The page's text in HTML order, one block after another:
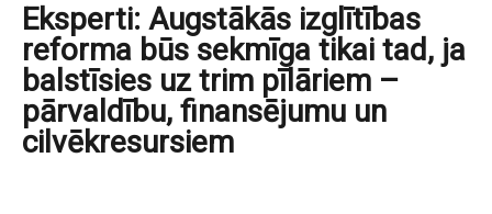
Eksperti: Augstākās izglītības
reforma būs sekmīga tikai tad, ja
balstīsies uz trim pīlāriem –
pārvaldību, finansējumu un
cilvēkresursiem